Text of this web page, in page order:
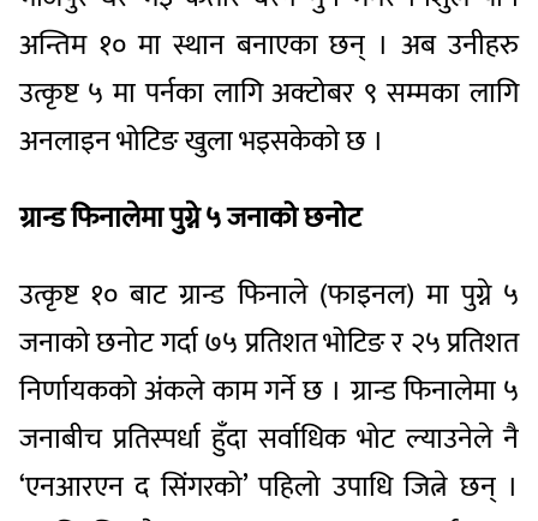
अन्तिम १० मा स्थान बनाएका छन् । अब उनीहरु
उत्कृष्ट ५ मा पर्नका लागि अक्टोबर ९ सम्मका लागि
अनलाइन भोटिङ खुला भइसकेको छ ।
ग्रान्ड फिनालेमा पुग्ने ५ जनाको छनोट
उत्कृष्ट १० बाट ग्रान्ड फिनाले (फाइनल) मा पुग्ने ५
जनाको छनोट गर्दा ७५ प्रतिशत भोटिङ र २५ प्रतिशत
निर्णायकको अंकले काम गर्ने छ । ग्रान्ड फिनालेमा ५
जनाबीच प्रतिस्पर्धा हुँदा सर्वाधिक भोट ल्याउनेले नै
‘एनआरएन द सिंगरको’ पहिलो उपाधि जित्ने छन् ।